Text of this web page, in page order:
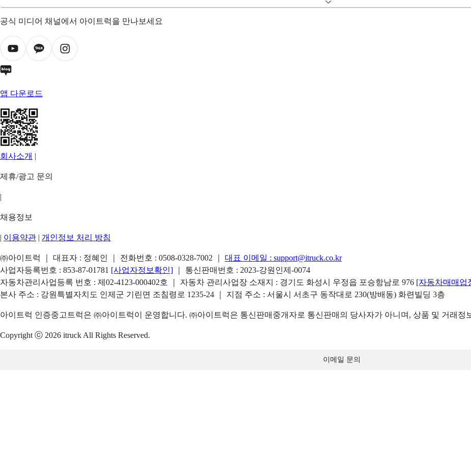
공식 미디어 채널에서 아이트럭을 만나보세요
앱 다운로드
회사소개 |
제휴/광고 문의
|
채용정보
| 이용약관 | 개인정보 처리 방침
㈜아이트럭 ｜ 대표자 : 정혜인 ｜ 전화번호 : 0508-0328-7002 대표 이메일 : support@itruck.co.kr
사업자등록번호 : 853-87-01781 [사업자정보확인]
｜ 통신판매번호 : 2023-강원인제-0074
자동차관리사업등록 번호 : 제02-4123-000402호 ｜ 자동차 관리사업장 소재지 : 경기도 화성시 우정읍 포승항남로 976 [자동차매매업
본사 주소 : 강원특별자치도 인제군 기린면 조침령로 1235-24 ｜ 지점 주소 : 서울시 서초구 동작대로 230(방배동) 화련빌딩 3층
아이트럭 인증중고트럭은 ㈜아이트럭이 운영합니다. ㈜아이트럭은 통신판매중개자로 통신판매의 당사자가 아니며, 상품 및 거래정
Copyright ⓒ 2026 itruck All Rights Reserved.
이메일 문의